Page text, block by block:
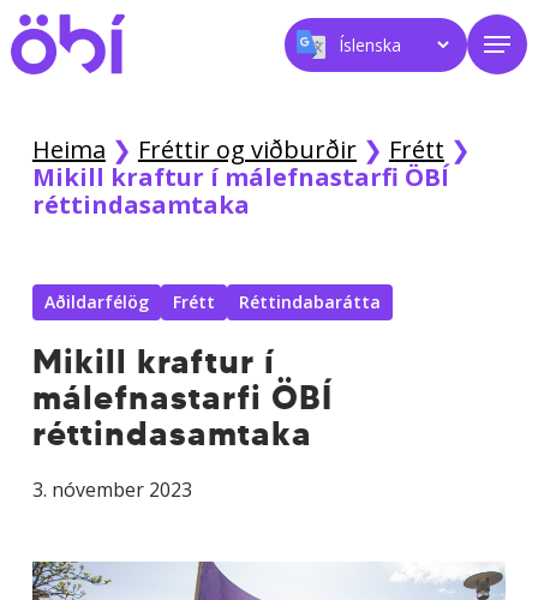
Skip
to
main
Heima ❯ Fréttir og viðburðir❯ Frétt ❯
Mikill kraftur í málefnastarfi ÖBÍ
réttindasamtaka
Aðildarfélög Frétt Réttindabarátta
Mikill kraftur í
málefnastarfi ÖBÍ
réttindasamtaka
3. nóvember 2023